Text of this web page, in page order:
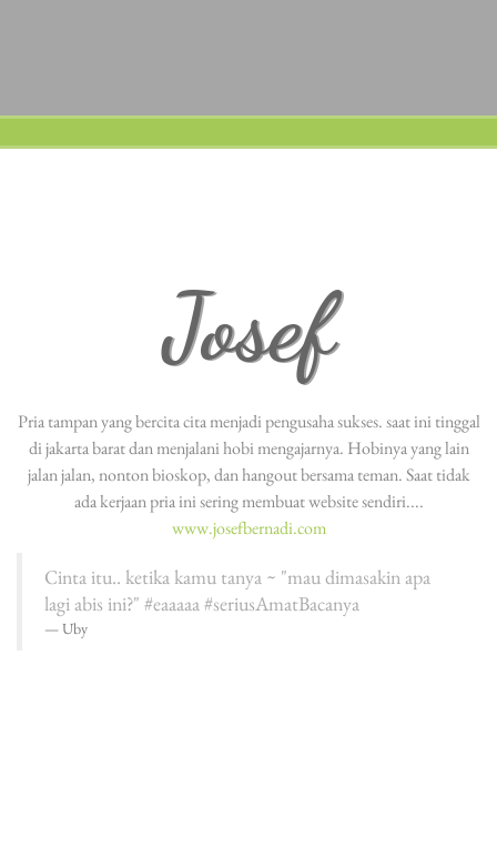
Josef
Pria tampan yang bercita cita menjadi pengusaha sukses. saat ini tinggal
di jakarta barat dan menjalani hobi mengajarnya. Hobinya yang lain
jalan jalan, nonton bioskop, dan hangout bersama teman. Saat tidak
ada kerjaan pria ini sering membuat website sendiri....
www.josefbernadi.com
Cinta itu.. ketika kamu tanya ~ "mau dimasakin apa
lagi abis ini?" #eaaaaa #seriusAmatBacanya
Uby